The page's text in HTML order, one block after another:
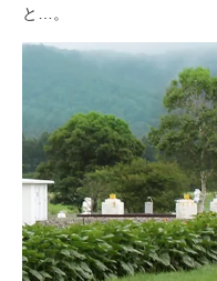
と…。